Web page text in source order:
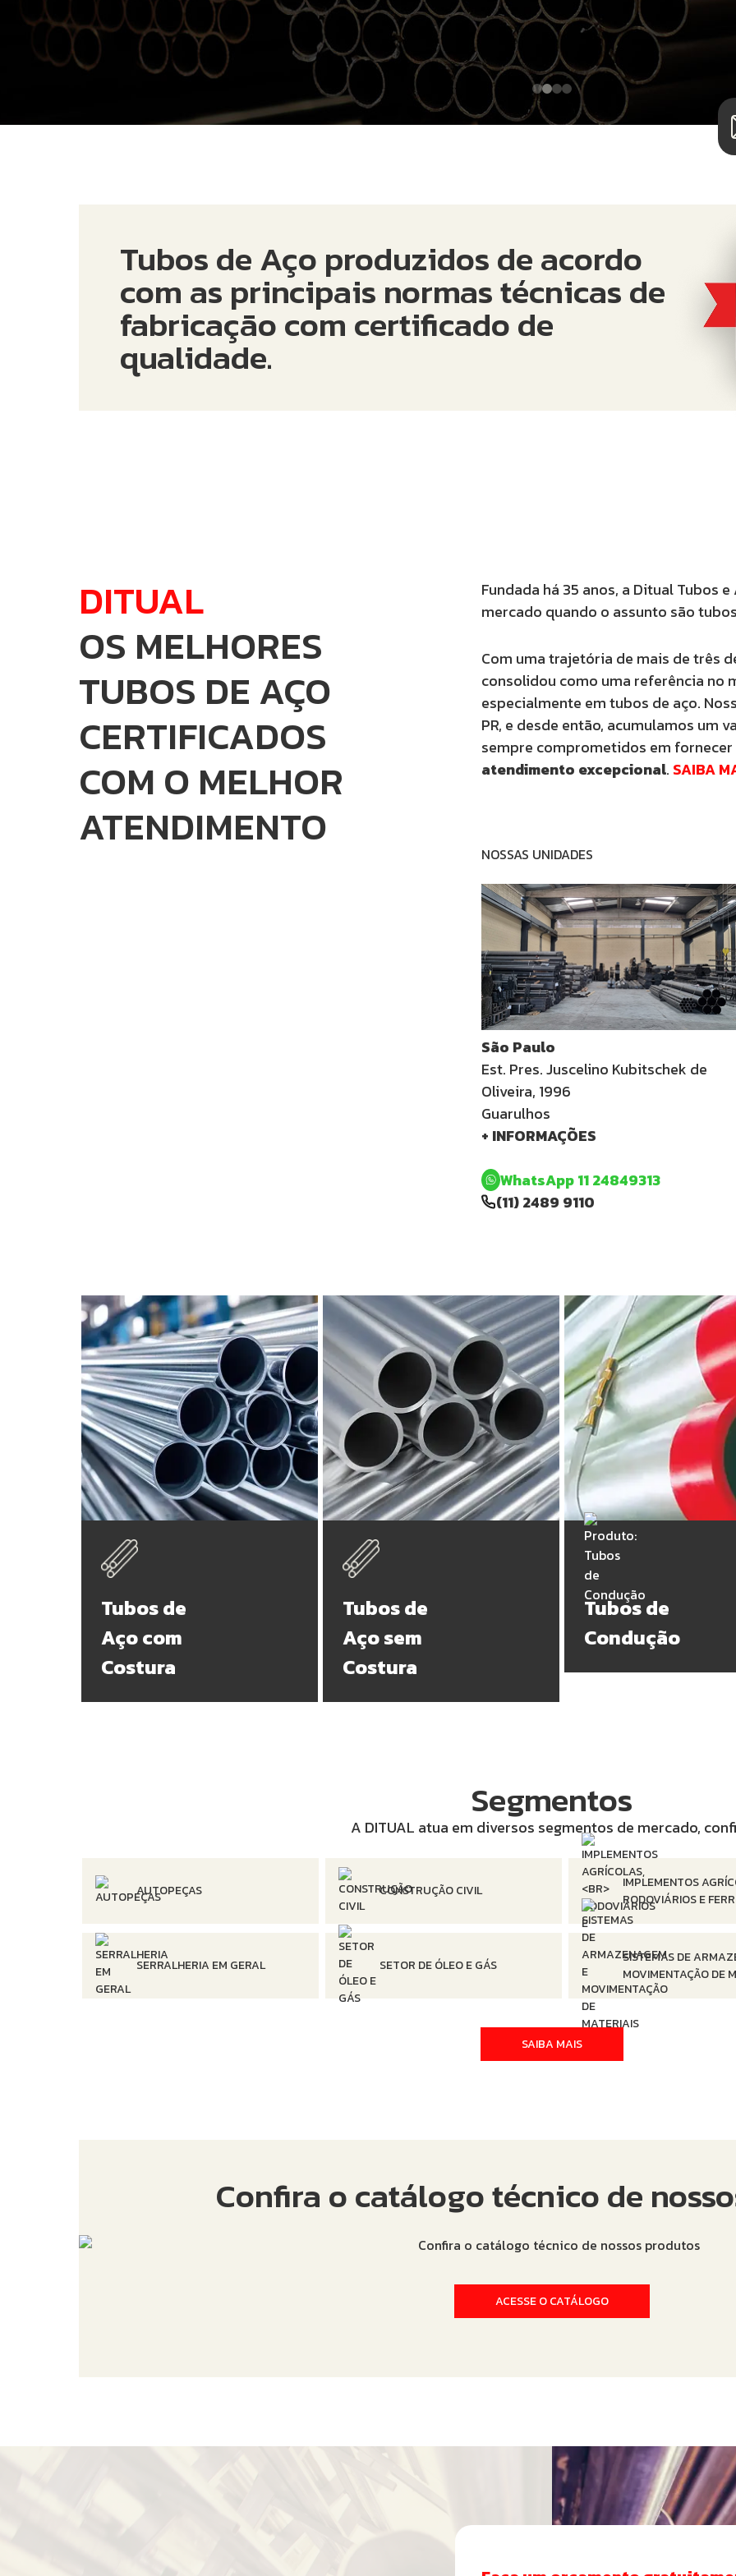
Tubos de Aço produzidos de acordo
com as principais normas técnicas de
fabricação com certificado de
qualidade.
DITUAL
OS MELHORES
TUBOS DE AÇO
CERTIFICADOS
COM O MELHOR
ATENDIMENTO
Fundada há 35 anos, a Ditual Tubos
mercado quando o assunto são
Com uma trajetória de mais de três
consolidou como uma referência no
especialmente em tubos de aço.
PR, e desde então, acumulamos um
sempre comprometidos em fornecer
atendimento excepcional. SAIBA
NOSSAS UNIDADES
São Paulo
Est. Pres. Juscelino Kubitschek de
Oliveira, 1996
Guarulhos
+ INFORMAÇÕES
WhatsApp 11 24849313
(11) 2489 9110
Tubos de
Aço com
Costura
Tubos de
Aço sem
Costura
Tubos de
Condução
Segmentos
A DITUAL atua em diversos segmentos de mercado,
AUTOPEÇAS CONSTRUÇÃO CIVIL
IMPLEMENTOS
RODOVIÁRIOS E
SERRALHERIA EM GERAL SETOR DE ÓLEO E GÁS
SISTEMAS DE
MOVIMENTAÇÃO DE
SAIBA MAIS
Confira o catálogo técnico de
ACESSE O CATÁLOGO